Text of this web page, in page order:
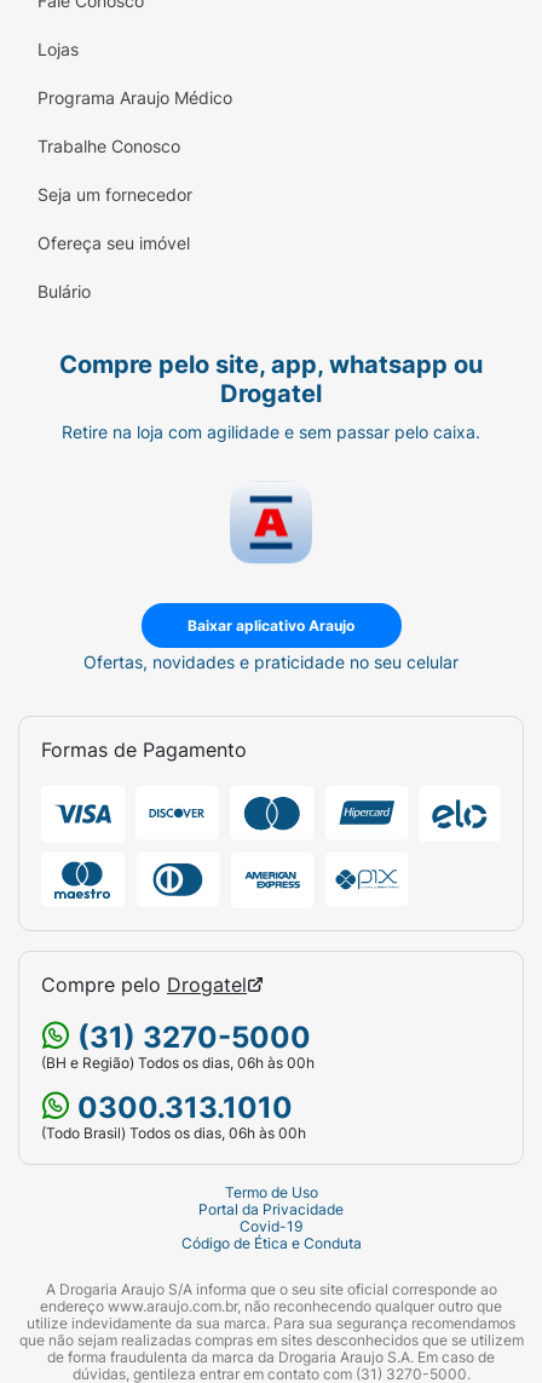
Lojas
Programa Araujo Médico
Trabalhe Conosco
Seja um fornecedor
Ofereça seu imóvel
Bulário
Compre pelo site, app, whatsapp ou
Drogatel
Retire na loja com agilidade e sem passar pelo caixa.
Baixar aplicativo Araujo
Ofertas, novidades e praticidade no seu celular
Formas de Pagamento
Compre pelo Drogatel
(31) 3270-5000
(BH e Região) Todos os dias, 06h às 00h
0300.313.1010
(Todo Brasil) Todos os dias, 06h às 00h
Termo de Uso
Portal da Privacidade
Covid-19
Código de Ética e Conduta
A Drogaria Araujo S/A informa que o seu site oficial corresponde ao
endereço www.araujo.com.br, não reconhecendo qualquer outro que
utilize indevidamente da sua marca. Para sua segurança recomendamos
que não sejam realizadas compras em sites desconhecidos que se utilizem
de forma fraudulenta da marca da Drogaria Araujo S.A. Em caso de
dúvidas, gentileza entrar em contato com (31) 3270-5000.